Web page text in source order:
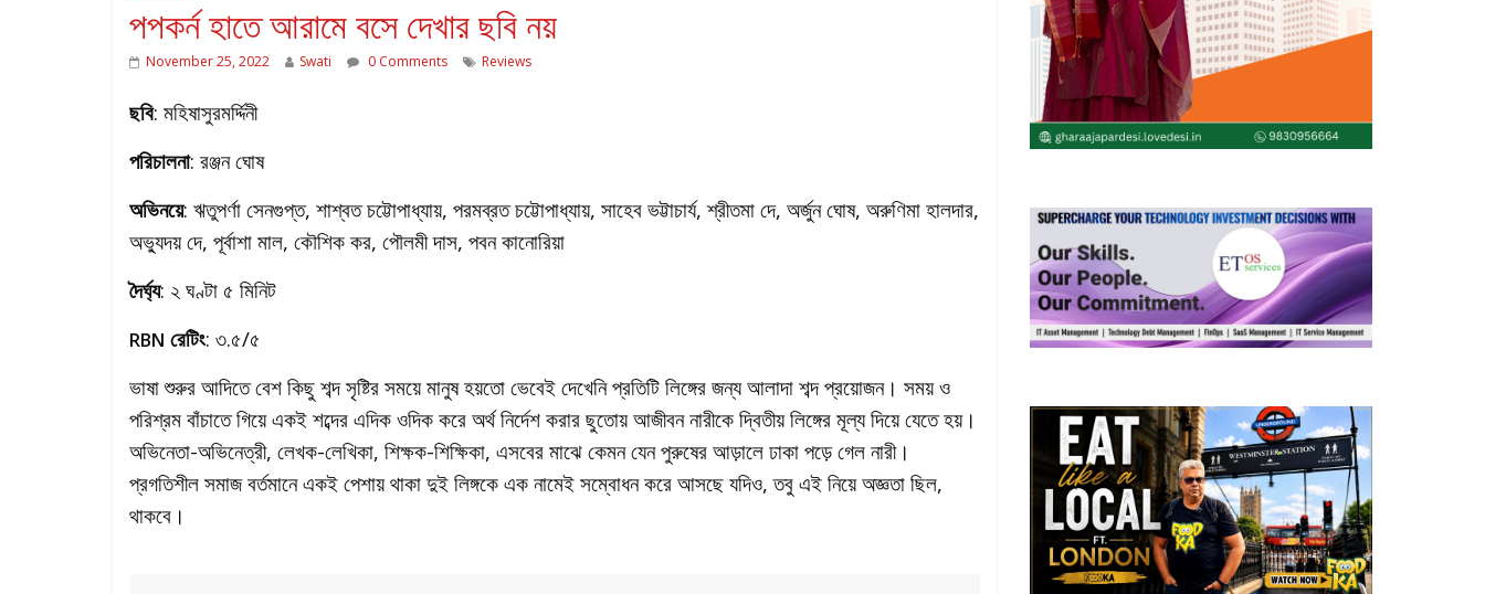
পপকর্ন হাতে আরামে বসে দেখার ছবি নয়
November 25, 2022 Swati 0 Comments Reviews
ছবি: মহিষাসুরমর্দ্দিনী
পরিচালনা: রঞ্জন ঘোষ
অভিনয়ে: ঋতুপর্ণা সেনগুপ্ত, শাশ্বত চট্টোপাধ্যায়, পরমব্রত চট্টোপাধ্যায়, সাহেব ভট্টাচার্য, শ্রীতমা দে, অর্জুন ঘোষ, অরুণিমা হালদার,
অভ্যুদয় দে, পূর্বাশা মাল, কৌশিক কর, পৌলমী দাস, পবন কানোরিয়া
দৈর্ঘ্য: ২ ঘণ্টা ৫ মিনিট
RBN রেটিং: ৩.৫/৫
ভাষা শুরুর আদিতে বেশ কিছু শব্দ সৃষ্টির সময়ে মানুষ হয়তো ভেবেই দেখেনি প্রতিটি লিঙ্গের জন্য আলাদা শব্দ প্রয়োজন। সময় ও
পরিশ্রম বাঁচাতে গিয়ে একই শব্দের এদিক ওদিক করে অর্থ নির্দেশ করার ছুতোয় আজীবন নারীকে দ্বিতীয় লিঙ্গের মূল্য দিয়ে যেতে হয়।
অভিনেতা-অভিনেত্রী, লেখক-লেখিকা, শিক্ষক-শিক্ষিকা, এসবের মাঝে কেমন যেন পুরুষের আড়ালে ঢাকা পড়ে গেল নারী।
প্রগতিশীল সমাজ বর্তমানে একই পেশায় থাকা দুই লিঙ্গকে এক নামেই সম্বোধন করে আসছে যদিও, তবু এই নিয়ে অজ্ঞতা ছিল,
থাকবে।